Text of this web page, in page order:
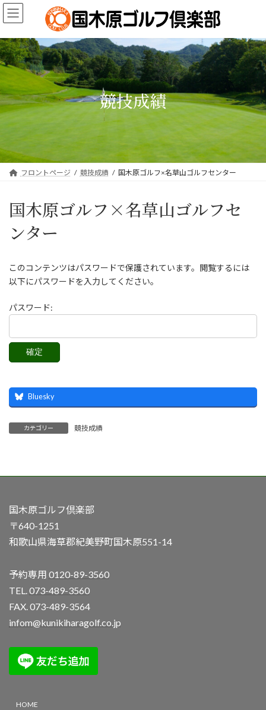
コ
ン
ン
ツ
へ
キ
ッ
プ
ナ
ビ
ー
シ
ョ
に
移
動
競技成績
フロントページ 競技成績 国木原ゴルフ×名草山ゴルフセンター
国木原ゴルフ×名草山ゴルフセ
ンター
このコンテンツはパスワードで保護されています。閲覧するには
以下にパスワードを入力してください。
パスワード:
Bluesky
カテゴリー 競技成績
国木原ゴルフ倶楽部
〒640-1251
和歌山県海草郡紀美野町国木原551-14
予約専用 0120-89-3560
TEL.073-489-3560
FAX. 073-489-3564
infom@kunikiharagolf.co.jp
HOME